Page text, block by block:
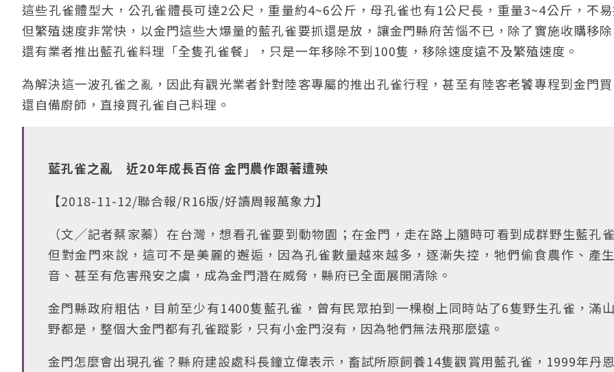
這些孔雀體型大，公孔雀體長可達2公尺，重量約4~6公斤，母孔雀也有1公尺長，重量3~4公斤，不易
但繁殖速度非常快，以金門這些大爆量的藍孔雀要抓還是放，讓金門縣府苦惱不已，除了實施收購移除
還有業者推出藍孔雀料理「全隻孔雀餐」，只是一年移除不到100隻，移除速度遠不及繁殖速度。
為解決這一波孔雀之亂，因此有觀光業者針對陸客專屬的推出孔雀行程，甚至有陸客老饕專程到金門買
還自備廚師，直接買孔雀自己料理。
藍孔雀之亂 近20年成長百倍 金門農作跟著遭殃
【2018-11-12/聯合報/R16版/好讀周報萬象力】
（文╱記者蔡家蓁）在台灣，想看孔雀要到動物園；在金門，走在路上隨時可看到成群野生藍孔雀
但對金門來說，這可不是美麗的邂逅，因為孔雀數量越來越多，逐漸失控，牠們偷食農作、產
音、甚至有危害飛安之虞，成為金門潛在威脅，縣府已全面展開清除。
金門縣政府粗估，目前至少有1400隻藍孔雀，曾有民眾拍到一棵樹上同時站了6隻野生孔雀，滿
野都是，整個大金門都有孔雀蹤影，只有小金門沒有，因為牠們無法飛那麼遠。
金門怎麼會出現孔雀？縣府建設處科長鐘立偉表示，畜試所原飼養14隻觀賞用藍孔雀，1999年丹